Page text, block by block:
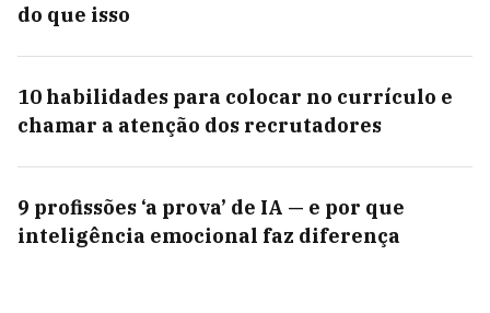
do que isso
10 habilidades para colocar no currículo e
chamar a atenção dos recrutadores
9 profissões ‘a prova’ de IA — e por que
inteligência emocional faz diferença